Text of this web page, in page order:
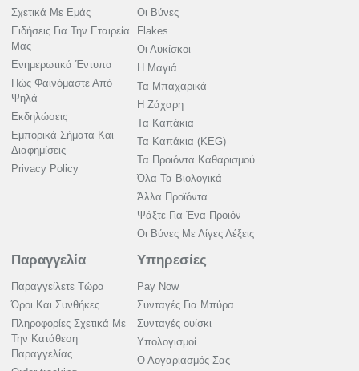
Σχετικά Με Εμάς
Ειδήσεις Για Την Εταιρεία
Μας
Ενημερωτικά Έντυπα
Πώς Φαινόμαστε Από
Ψηλά
Εκδηλώσεις
Εμπορικά Σήματα Και
Διαφημίσεις
Privacy Policy
Οι Βύνες
Flakes
Οι Λυκίσκοι
Η Μαγιά
Τα Μπαχαρικά
Η Ζάχαρη
Τα Καπάκια
Τα Καπάκια (KEG)
Τα Προιόντα Καθαρισμού
Όλα Τα Βιολογικά
Άλλα Προϊόντα
Ψάξτε Για Ένα Προιόν
Οι Βύνες Με Λίγες Λέξεις
Παραγγελία
Παραγγείλετε Τώρα
Όροι Και Συνθήκες
Πληροφορίες Σχετικά Με
Την Κατάθεση
Παραγγελίας
Υπηρεσίες
Pay Now
Συνταγές Για Μπύρα
Συνταγές ουίσκι
Υπολογισμοί
Ο Λογαριασμός Σας